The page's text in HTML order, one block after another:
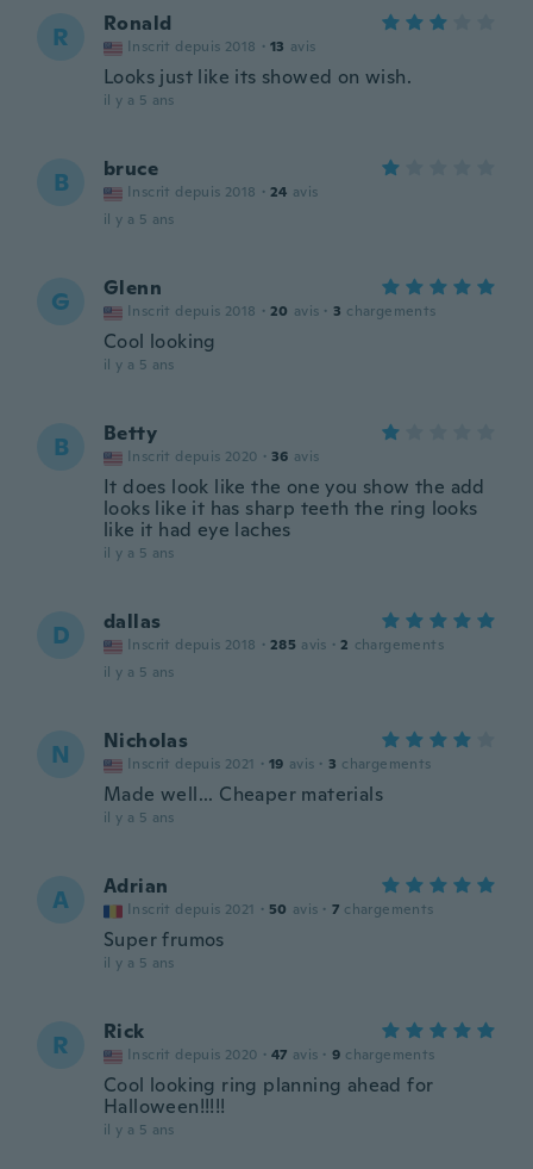
R Ronald
Inscrit depuis 2018 · 13 avis
Looks just like its showed on wish.
il y a 5 ans
B bruce
Inscrit depuis 2018 · 24 avis
il y a 5 ans
G Glenn
Inscrit depuis 2018 · 20 avis · 3 chargements
Cool looking
il y a 5 ans
B Betty
Inscrit depuis 2020 · 36 avis
It does look like the one you show the add
looks like it has sharp teeth the ring looks
like it had eye laches
il y a 5 ans
D dallas
Inscrit depuis 2018 · 285 avis · 2 chargements
il y a 5 ans
N Nicholas
Inscrit depuis 2021 · 19 avis · 3 chargements
Made well... Cheaper materials
il y a 5 ans
A Adrian
Inscrit depuis 2021 · 50 avis · 7 chargements
Super frumos
il y a 5 ans
R Rick
Inscrit depuis 2020 · 47 avis · 9 chargements
Cool looking ring planning ahead for
Halloween!!!!!
il y a 5 ans